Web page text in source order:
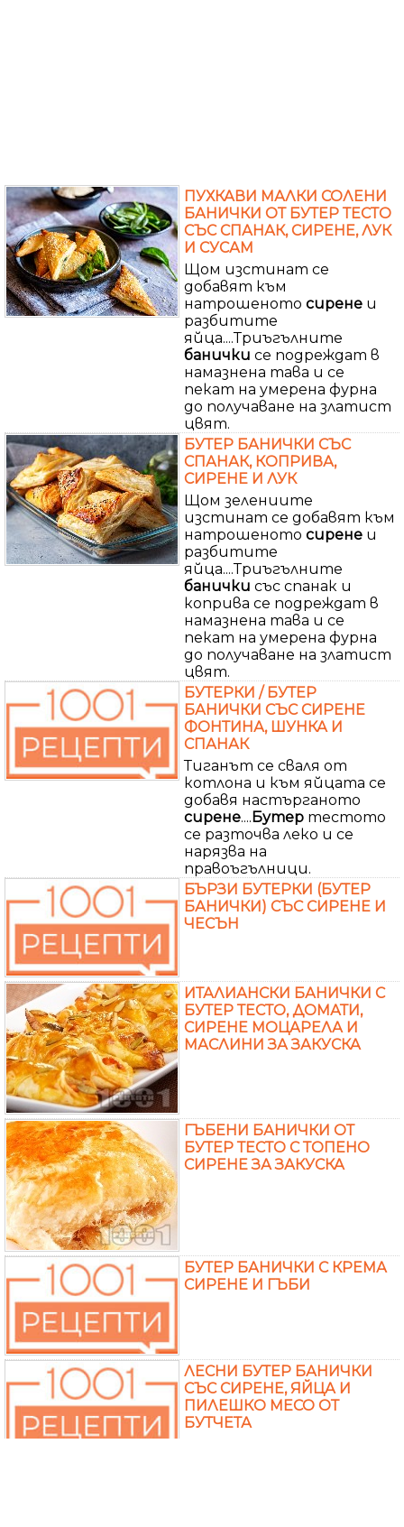
ПУХКАВИ МАЛКИ СОЛЕНИ
БАНИЧКИ ОТ БУТЕР ТЕСТО
СЪС СПАНАК, СИРЕНЕ, ЛУК
И СУСАМ
Щом изстинат се
добавят към
натрошеното сирене и
разбитите
яйца....Триъгълните
банички се подреждат в
намазнена тава и се
пекат на умерена фурна
до получаване на златист
цвят.
БУТЕР БАНИЧКИ СЪС
СПАНАК, КОПРИВА,
СИРЕНЕ И ЛУК
Щом зелениите
изстинат се добавят към
натрошеното сирене и
разбитите
яйца....Триъгълните
банички със спанак и
коприва се подреждат в
намазнена тава и се
пекат на умерена фурна
до получаване на златист
цвят.
БУТЕРКИ / БУТЕР
БАНИЧКИ СЪС СИРЕНЕ
ФОНТИНА, ШУНКА И
СПАНАК
Тиганът се сваля от
котлона и към яйцата се
добавя настърганото
сирене....Бутер тестото
се разточва леко и се
нарязва на
правоъгълници.
БЪРЗИ БУТЕРКИ (БУТЕР
БАНИЧКИ) СЪС СИРЕНЕ И
ЧЕСЪН
ИТАЛИАНСКИ БАНИЧКИ С
БУТЕР ТЕСТО, ДОМАТИ,
СИРЕНЕ МОЦАРЕЛА И
МАСЛИНИ ЗА ЗАКУСКА
ГЪБЕНИ БАНИЧКИ ОТ
БУТЕР ТЕСТО С ТОПЕНО
СИРЕНЕ ЗА ЗАКУСКА
БУТЕР БАНИЧКИ С КРЕМА
СИРЕНЕ И ГЪБИ
ЛЕСНИ БУТЕР БАНИЧКИ
СЪС СИРЕНЕ, ЯЙЦА И
ПИЛЕШКО МЕСО ОТ
БУТЧЕТА